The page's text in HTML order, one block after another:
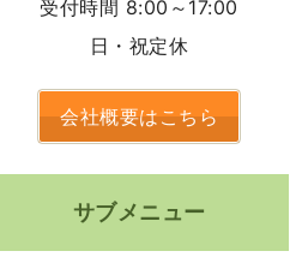
受付時間 8:00～17:00
日・祝定休
会社概要はこちら
サブメニュー